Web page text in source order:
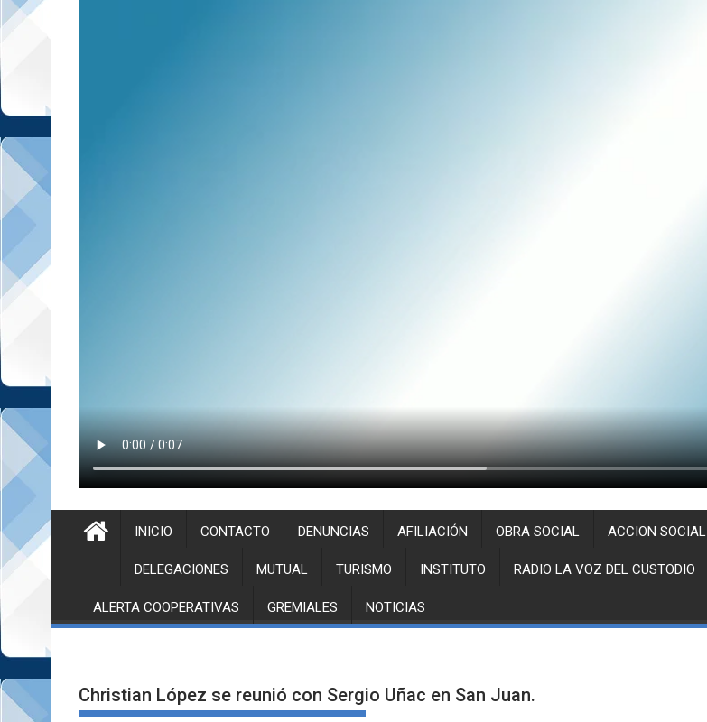
INICIO CONTACTO DENUNCIAS AFILIACIÓN OBRA SOCIAL ACCION SOCIAL
DELEGACIONES MUTUAL TURISMO INSTITUTO RADIO LA VOZ DEL CUSTODIO
ALERTA COOPERATIVAS GREMIALES NOTICIAS
Christian López se reunió con Sergio Uñac en San Juan.